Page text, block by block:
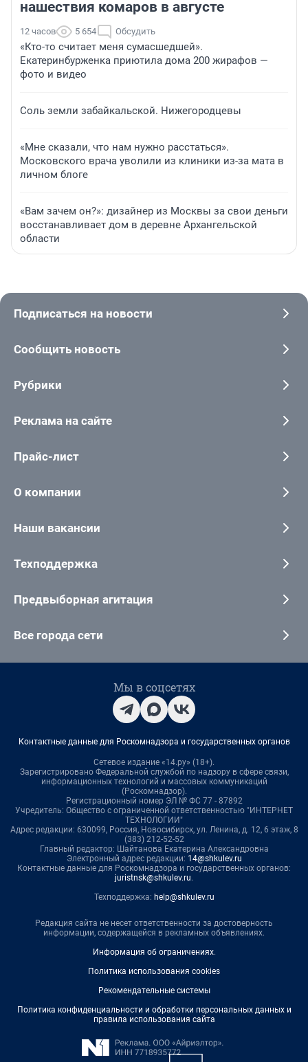
нашествия комаров в августе
12 часов 5 654 Обсудить
«Кто-то считает меня сумасшедшей».
Екатеринбурженка приютила дома 200 жирафов —
фото и видео
Соль земли забайкальской. Нижегородцевы
«Мне сказали, что нам нужно расстаться».
Московского врача уволили из клиники из-за мата в
личном блоге
«Вам зачем он?»: дизайнер из Москвы за свои деньги
восстанавливает дом в деревне Архангельской
области
Подписаться на новости
Сообщить новость
Рубрики
Реклама на сайте
Прайс-лист
О компании
Наши вакансии
Техподдержка
Предвыборная агитация
Все города сети
Мы в соцсетях
Контактные данные для Роскомнадзора и государственных органов
Сетевое издание «14.ру» (18+).
Зарегистрировано Федеральной службой по надзору в сфере связи,
информационных технологий и массовых коммуникаций
(Роскомнадзор).
Регистрационный номер ЭЛ № ФС 77 - 87892
Учредитель: Общество с ограниченной ответственностью "ИНТЕРНЕТ
ТЕХНОЛОГИИ"
Адрес редакции: 630099, Россия, Новосибирск, ул. Ленина, д. 12, 6 этаж, 8
(383) 212-52-52
Главный редактор: Шайтанова Екатерина Александровна
Электронный адрес редакции: 14@shkulev.ru
Контактные данные для Роскомнадзора и государственных органов:
juristnsk@shkulev.ru.
Техподдержка: help@shkulev.ru
Редакция сайта не несет ответственности за достоверность
информации, содержащейся в рекламных объявлениях.
Информация об ограничениях.
Политика использования cookies
Рекомендательные системы
Политика конфиденциальности и обработки персональных данных и
правила использования сайта